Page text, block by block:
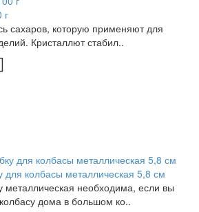
г
сахаров, которую применяют для
Кристаллют стабил..
для колбасы металлическая 5,8 см
металлическая необходима, если вы
дома в большом ко..